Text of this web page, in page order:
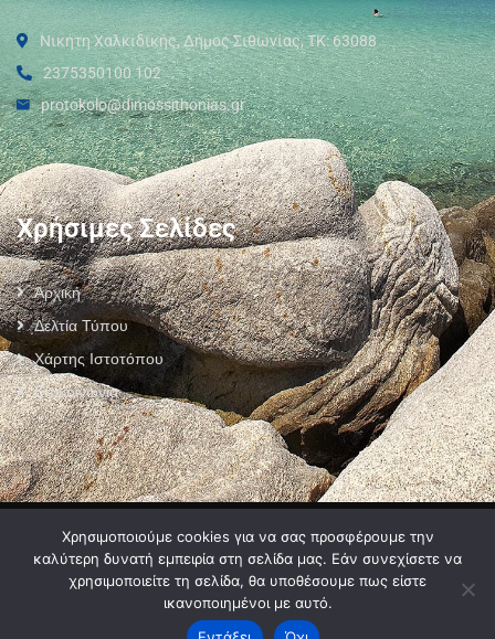
Νικήτη Χαλκιδικής, Δήμος Σιθωνίας, ΤΚ: 63088
2375350100 102
protokolo@dimossithonias.gr
Χρήσιμες Σελίδες
Αρχική
Δελτία Τύπου
Χάρτης Ιστοτόπου
Επικοινωνία
Όροι Χρήσης
Χρησιμοποιούμε cookies για να σας προσφέρουμε την
καλύτερη δυνατή εμπειρία στη σελίδα μας. Εάν συνεχίσετε να
χρησιμοποιείτε τη σελίδα, θα υποθέσουμε πως είστε
ικανοποιημένοι με αυτό.